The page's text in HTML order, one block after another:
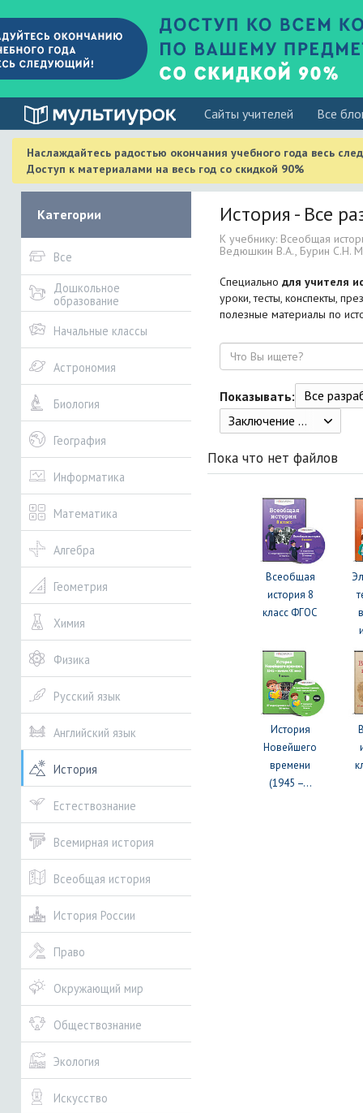
Cайты учителей Все
Наслаждайтесь радостью окончания учебного года весь
Доступ к материалами на весь год со скидкой 90%
Категории
Все
Дошкольное
образование
Начальные классы
Астрономия
Биология
География
Информатика
Математика
Алгебра
Геометрия
Химия
Физика
Русский язык
Английский язык
История
Естествознание
Всемирная история
Всеобщая история
История России
Право
Окружающий мир
Обществознание
Экология
Искусство
История - Все
К учебнику: Всеобщая
Ведюшкин В.А., Бурин С.Н.
Специально для учителя
уроки, тесты, конспекты,
полезные материалы по
Поиск
Показывать:
Все
Заключение к пятой главе
Пока что нет файлов
Всеобщая
история 8
класс ФГОС
История
Новейшего
времени
(1945 –...